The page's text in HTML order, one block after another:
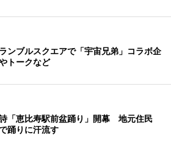
ンブルスクエアで「宇宙兄弟」コラボ企
トークなど
「恵比寿駅前盆踊り」開幕 地元住民
踊りに汗流す